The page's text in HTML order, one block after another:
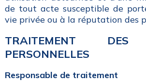
de tout acte susceptible de
vie privée ou à la réputation des
TRAITEMENT DES
PERSONNELLES
Responsable de traitement